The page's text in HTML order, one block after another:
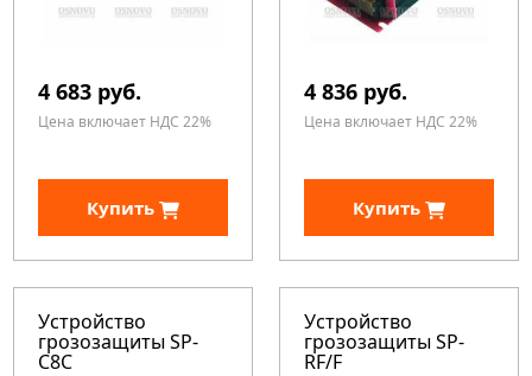
4 683 руб.
Цена включает НДС 22%
Купить
4 836 руб.
Цена включает НДС 22%
Купить
Устройство
грозозащиты SP-
C8C
Устройство
грозозащиты SP-
RF/F